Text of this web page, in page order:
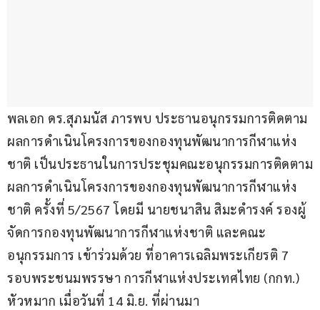
พลเอก ดร.สุภมนัส ภารพบ ประธานอนุกรรมการติดตาม
ผลการดำเนินโครงการของกองทุนพัฒนาการกีฬาแห่ง
ชาติ เป็นประธานในการประชุมคณะอนุกรรมการติดตาม
ผลการดำเนินโครงการของกองทุนพัฒนาการกีฬาแห่ง
ชาติ ครั้งที่ 5/2567 โดยมี นายชนาสิน สิมะดำรงค์ รองผู้
จัดการกองทุนพัฒนาการกีฬาแห่งชาติ และคณะ
อนุกรรมการ เข้าร่วมด้วย ที่อาคารเฉลิมพระเกียรติ 7
รอบพระชนมพรรษา การกีฬาแห่งประเทศไทย (กกท.)
หัวหมาก เมื่อวันที่ 14 มิ.ย. ที่ผ่านมา